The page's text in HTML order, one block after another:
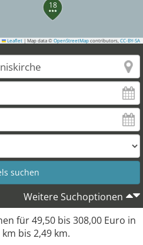
18
Leaflet | Map data © OpenStreetMap contributors, CC-BY-SA
Weitere Suchoptionen
für49,50 bis 308,00 Euro in
km bis 2,49 km.